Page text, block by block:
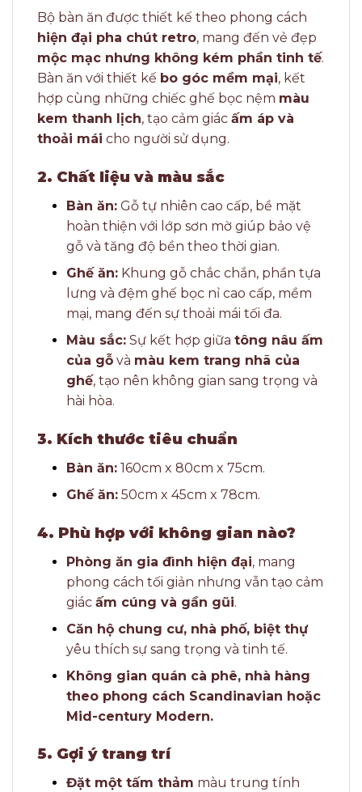
Bộ bàn ăn được thiết kế theo phong cách
hiện đại pha chút retro, mang đến vẻ đẹp
mộc mạc nhưng không kém phần tinh tế.
Bàn ăn với thiết kế bo góc mềm mại, kết
hợp cùng những chiếc ghế bọc nệm màu
kem thanh lịch, tạo cảm giác ấm áp và
thoải mái cho người sử dụng.
2. Chất liệu và màu sắc
Bàn ăn:Gỗ tự nhiên cao cấp, bề mặt
hoàn thiện với lớp sơn mờ giúp bảo vệ
gỗ và tăng độ bền theo thời gian.
Ghế ăn:Khung gỗ chắc chắn, phần tựa
lưng và đệm ghế bọc nỉ cao cấp, mềm
mại, mang đến sự thoải mái tối đa.
Màu sắc:Sự kết hợp giữa tông nâu ấm
của gỗvà màu kem trang nhã của
ghế, tạo nên không gian sang trọng và
hài hòa.
3. Kích thước tiêu chuẩn
Bàn ăn:160cm x 80cm x 75cm.
Ghế ăn:50cm x 45cm x 78cm.
4. Phù hợp với không gian nào?
Phòng ăn gia đình hiện đại, mang
phong cách tối giản nhưng vẫn tạo cảm
giác ấm cúng và gần gũi.
Căn hộ chung cư, nhà phố, biệt thự
yêu thích sự sang trọng và tinh tế.
Không gian quán cà phê, nhà hàng
theo phong cách Scandinavian hoặc
Mid-century Modern.
5. Gợi ý trang trí
Đặt một tấm thảm màu trung tính